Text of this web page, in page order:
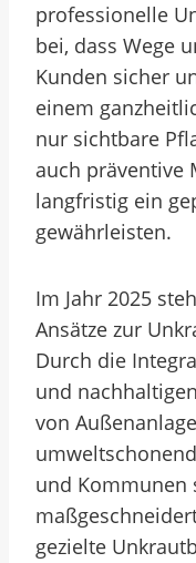
professionelle
bei, dass Wege
Kunden sicher
einem
nur sichtbare
auch präventive
langfristig ein
gewährleisten.
Im Jahr 2025
Ansätze zur
Durch die
und
von
und Kommunen
gezielte